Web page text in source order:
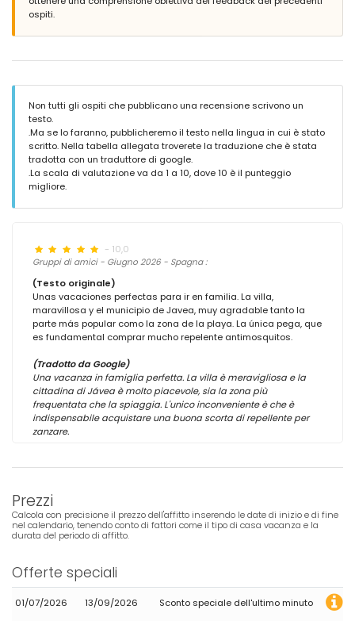
ospiti.
Non tutti gli ospiti che pubblicano una recensione scrivono un
testo.
.Ma se lo faranno, pubblicheremo il testo nella lingua in cui è stato
scritto. Nella tabella allegata troverete la traduzione che è stata
tradotta con un traduttore di google.
.La scala di valutazione va da 1 a 10, dove 10 è il punteggio
migliore.
- 10,0
Gruppi di amici - Giugno 2026 - Spagna :
(Testo originale)
Unas vacaciones perfectas para ir en familia. La villa,
maravillosa y el municipio de Javea, muy agradable tanto la
parte más popular como la zona de la playa. La única pega, que
es fundamental comprar mucho repelente antimosquitos.
(Tradotto da Google)
Una vacanza in famiglia perfetta. La villa è meravigliosa e la
cittadina di Jávea è molto piacevole, sia la zona più
frequentata che la spiaggia. L'unico inconveniente è che è
indispensabile acquistare una buona scorta di repellente per
zanzare.
Prezzi
Calcola con precisione il prezzo dell'affitto inserendo le date di inizio e di fine
nel calendario, tenendo conto di fattori come il tipo di casa vacanza e la
durata del periodo di affitto.
Offerte speciali
01/07/2026 13/09/2026 Sconto speciale dell'ultimo minuto